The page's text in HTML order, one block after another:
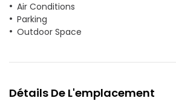
Air Conditions
Parking
Outdoor Space
Détails De L'emplacement